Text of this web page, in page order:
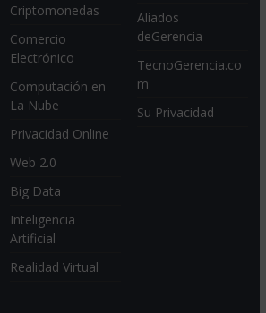
Criptomonedas
Comercio
Electrónico
Computación en
La Nube
Privacidad Online
Web 2.0
Big Data
Inteligencia
Artificial
Realidad Virtual
Aliados
deGerencia
TecnoGerencia.co
m
Su Privacidad